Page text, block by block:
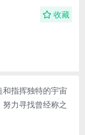
收藏
指挥独特的宇宙
力寻找曾经称之